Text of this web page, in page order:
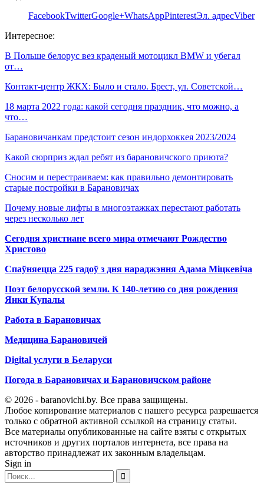
FacebookTwitterGoogle+WhatsAppPinterestЭл. адресViber
Интересное:
В Польше белорус вез краденый мотоцикл BMW и убегал
от…
Контакт-центр ЖКХ: Было и стало. Брест, ул. Советской…
18 марта 2022 года: какой сегодня праздник, что можно, а
что…
Барановичанкам предстоит сезон индорхоккея 2023/2024
Какой сюрприз ждал ребят из барановичского приюта?
Сносим и перестраиваем: как правильно демонтировать
старые постройки в Барановичах
Почему новые лифты в многоэтажках перестают работать
через несколько лет
Сегодня христиане всего мира отмечают Рождество
Христово
Спаўняецца 225 гадоў з дня нараджэння Адама Міцкевіча
Поэт белорусской земли. К 140-летию со дня рождения
Янки Купалы
Работа в Барановичах
Медицина Барановичей
Digital услуги в Беларуси
Погода в Барановичах и Барановичском районе
© 2026 - baranovichi.by. Все права защищены.
Любое копирование материалов с нашего ресурса разрешается
только с обратной активной ссылкой на страницу статьи.
Все материалы опубликованные на сайте взяты с открытых
источников и других порталов интернета, все права на
авторство принадлежат их законным владельцам.
Sign in